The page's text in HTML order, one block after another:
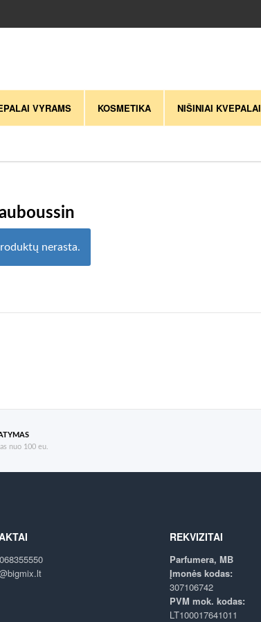
VYRAMS KOSMETIKA NIŠINIAI KVEPALAI
nerasta.
nuo 100 eu.
REKVIZITAI
Parfumera, MB
Įmonės kodas:
307106742
PVM mok. kodas:
LT100017641011